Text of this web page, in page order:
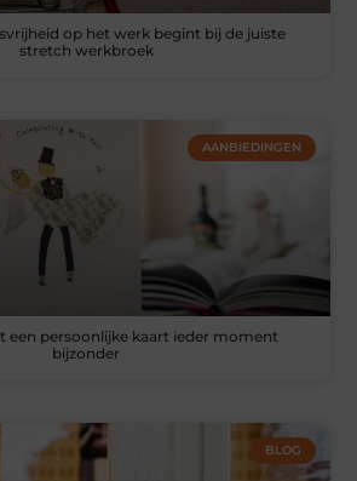
op het werk begint bij de juiste
stretch werkbroek
AANBIEDINGEN
een persoonlijke kaart ieder moment
bijzonder
BLOG